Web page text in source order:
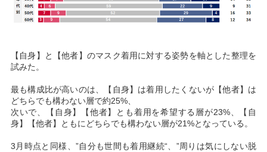
【自身】と【他者】のマスク着用に対する姿勢を軸とした整理を
試みた。
最も構成比が高いのは、【自身】は着用したくないが【他者】は
どちらでも構わない層で約25%、
次いで、【自身】【他者】とも着用を希望する層が23%、【自
身】【他者】ともにどちらでも構わない層が21%となっている。
3月時点と同様、”自分も世間も着用継続“、”周りは気にしない脱